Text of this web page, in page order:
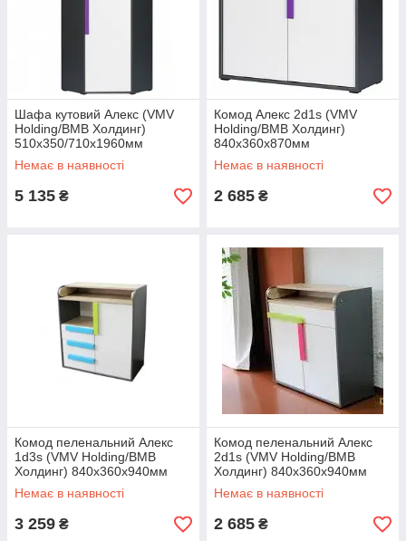
Нижче представлені всі елементи модульної системи
Шафа кутовий Алекс (VMV
Holding/ВМВ Холдинг)
510х350/710х1960мм
Немає в наявності
5 135 ₴
Комод Алекс 2d1s (VMV
Holding/ВМВ Холдинг)
840х360х870мм
Немає в наявності
2 685 ₴
Комод пеленальний Алекс
1d3s (VMV Holding/ВМВ
Холдинг) 840х360х940мм
Немає в наявності
3 259 ₴
Комод пеленальний Алекс
2d1s (VMV Holding/ВМВ
Холдинг) 840х360х940мм
Немає в наявності
2 685 ₴